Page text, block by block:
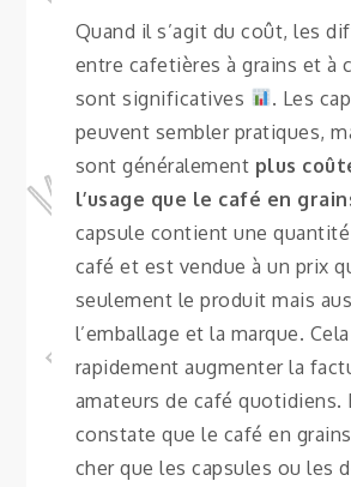
Quand il s’agit du coût, les
entre cafetières à grains et à
sont significatives
. Les
peuvent sembler pratiques,
sont généralement plus
l’usage que le café en
capsule contient une
café et est vendue à un prix
seulement le produit mais
l’emballage et la marque.
rapidement augmenter la
amateurs de café quotidiens.
constate que le café en
cher que les capsules ou les